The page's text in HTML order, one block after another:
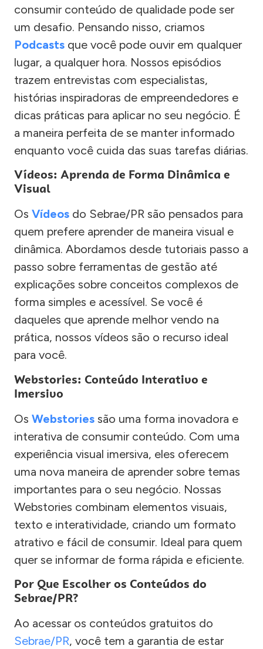
consumir conteúdo de qualidade pode ser
um desafio. Pensando nisso, criamos
Podcasts que você pode ouvir em qualquer
lugar, a qualquer hora. Nossos episódios
trazem entrevistas com especialistas,
histórias inspiradoras de empreendedores e
dicas práticas para aplicar no seu negócio. É
a maneira perfeita de se manter informado
enquanto você cuida das suas tarefas diárias.
Vídeos: Aprenda de Forma Dinâmica e
Visual
Os Vídeos do Sebrae/PR são pensados para
quem prefere aprender de maneira visual e
dinâmica. Abordamos desde tutoriais passo a
passo sobre ferramentas de gestão até
explicações sobre conceitos complexos de
forma simples e acessível. Se você é
daqueles que aprende melhor vendo na
prática, nossos vídeos são o recurso ideal
para você.
Webstories: Conteúdo Interativo e
Imersivo
Os Webstories são uma forma inovadora e
interativa de consumir conteúdo. Com uma
experiência visual imersiva, eles oferecem
uma nova maneira de aprender sobre temas
importantes para o seu negócio. Nossas
Webstories combinam elementos visuais,
texto e interatividade, criando um formato
atrativo e fácil de consumir. Ideal para quem
quer se informar de forma rápida e eficiente.
Por Que Escolher os Conteúdos do
Sebrae/PR?
Ao acessar os conteúdos gratuitos do
Sebrae/PR, você tem a garantia de estar